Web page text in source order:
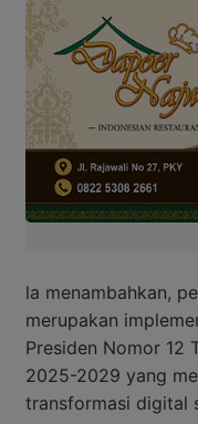
la menambahkan,
merupakan
Presiden Nomor 12
2025-2029 yang
transformasi digital